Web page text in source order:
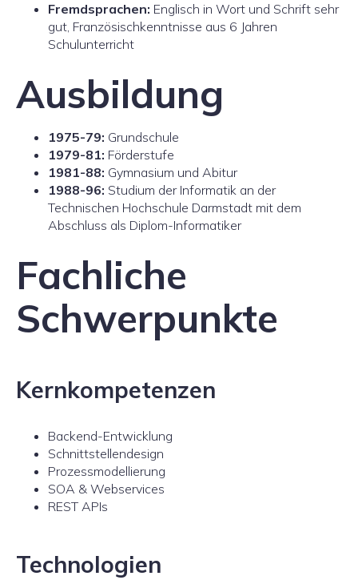
Fremdsprachen: Englisch in Wort und Schrift sehr
gut, Französischkenntnisse aus 6 Jahren
Schulunterricht
Ausbildung
1975-79: Grundschule
1979-81: Förderstufe
1981-88: Gymnasium und Abitur
1988-96: Studium der Informatik an der
Technischen Hochschule Darmstadt mit dem
Abschluss als Diplom-Informatiker
Fachliche
Schwerpunkte
Kernkompetenzen
Backend-Entwicklung
Schnittstellendesign
Prozessmodellierung
SOA & Webservices
REST APIs
Technologien